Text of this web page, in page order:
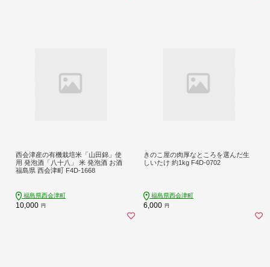
西会津産の有機栽培米「山田錦」使
用 発泡酒「八十八」 米 発泡酒 お酒
福島県 西会津町 F4D-1668
福島県西会津町
10,000 円
きのこ屋の肉厚なところを選んだ生
しいたけ 約1kg F4D-0702
福島県西会津町
6,000 円